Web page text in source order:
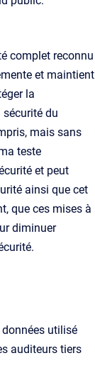
complet reconnu
et maintient
la
du
mais sans
teste
et peut
ainsi que cet
que ces mises à
diminuer
utilisé
auditeurs tiers